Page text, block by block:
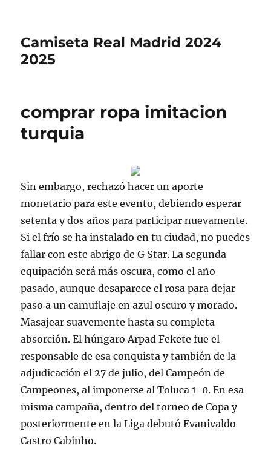
Camiseta Real Madrid 2024
2025
comprar ropa imitacion
turquia
Sin embargo, rechazó hacer un aporte
monetario para este evento, debiendo esperar
setenta y dos años para participar nuevamente.
Si el frío se ha instalado en tu ciudad, no puedes
fallar con este abrigo de G Star. La segunda
equipación será más oscura, como el año
pasado, aunque desaparece el rosa para dejar
paso a un camuflaje en azul oscuro y morado.
Masajear suavemente hasta su completa
absorción. El húngaro Arpad Fekete fue el
responsable de esa conquista y también de la
adjudicación el 27 de julio, del Campeón de
Campeones, al imponerse al Toluca 1-0. En esa
misma campaña, dentro del torneo de Copa y
posteriormente en la Liga debutó Evanivaldo
Castro Cabinho.